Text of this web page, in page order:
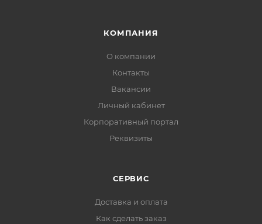
КОМПАНИЯ
О компании
Контакты
Вакансии
Личный кабинет
Корпоративный портал
Реквизиты
СЕРВИС
Доставка и оплата
Как сделать заказ